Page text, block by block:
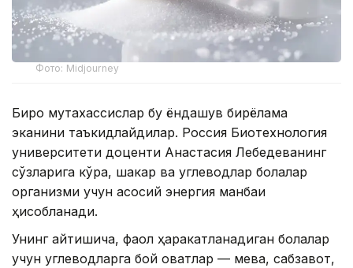
Фото: Midjourney
Бироқ мутахассислар бу ёндашув бирёқлама
эканини таъкидлайдилар. Россия Биотехнология
университети доценти Анастасия Лебедеванинг
сўзларига кўра, шакар ва углеводлар болалар
организми учун асосий энергия манбаи
ҳисобланади.
Унинг айтишича, фаол ҳаракатланадиган болалар
учун углеводларга бой овқатлар — мева, сабзавот,